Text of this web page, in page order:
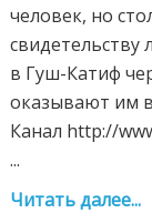
человек, но
в Гуш-Катиф
оказывают им
Канал http://
...
Читать далее...